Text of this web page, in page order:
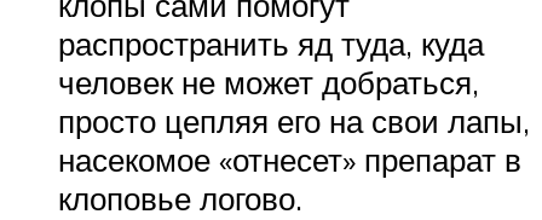
распространить яд туда, куда
человек не может добраться,
просто цепляя его на свои лапы,
насекомое «отнесет» препарат в
клоповье логово.